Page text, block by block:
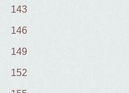
143
146
149
152